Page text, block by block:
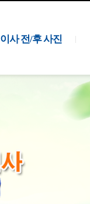
이사 전/후 사진